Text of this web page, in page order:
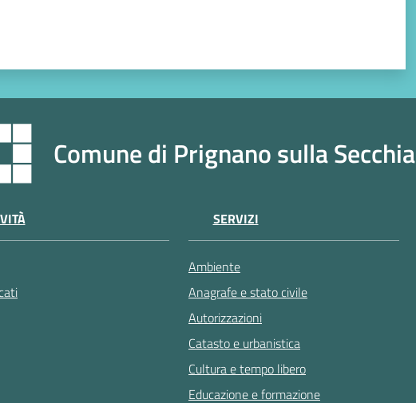
Comune di Prignano sulla Secchia
SERVIZI
Ambiente
Anagrafe e stato civile
Autorizzazioni
Catasto e urbanistica
Cultura e tempo libero
Educazione e formazione